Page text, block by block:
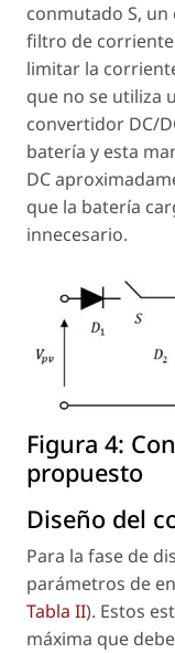
conmutado S,
filtro de corriente
limitar la
que no se utiliza
convertidor DC/
batería y esta
DC
que la batería
innecesario.
Figura 4:
propuesto
Diseño del
Para la fase de
parámetros de
Tabla II). Estos
máxima que